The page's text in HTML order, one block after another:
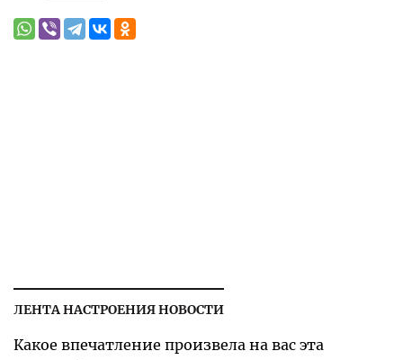
ЛЕНТА НАСТРОЕНИЯ НОВОСТИ
Какое впечатление произвела на вас эта